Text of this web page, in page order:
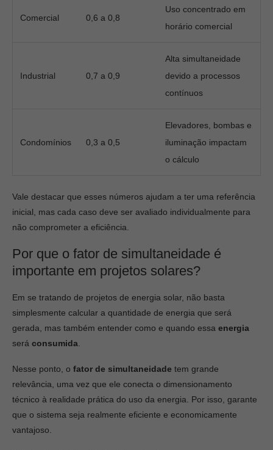
Comercial 0,6 a 0,8
Uso concentrado em
horário comercial
Industrial 0,7 a 0,9
Alta simultaneidade
devido a processos
contínuos
Condomínios 0,3 a 0,5
Elevadores, bombas e
iluminação impactam
o cálculo
Vale destacar que esses números ajudam a ter uma referência
inicial, mas cada caso deve ser avaliado individualmente para
não comprometer a eficiência.
Por que o fator de simultaneidade é
importante em projetos solares?
Em se tratando de projetos de energia solar, não basta
simplesmente calcular a quantidade de energia que será
gerada, mas também entender como e quando essa energia
será consumida
Nesse ponto, o fator de simultaneidade tem grande
relevância, uma vez que ele conecta o dimensionamento
técnico à realidade prática do uso da energia. Por isso, garante
que o sistema seja realmente eficiente e economicamente
vantajoso.